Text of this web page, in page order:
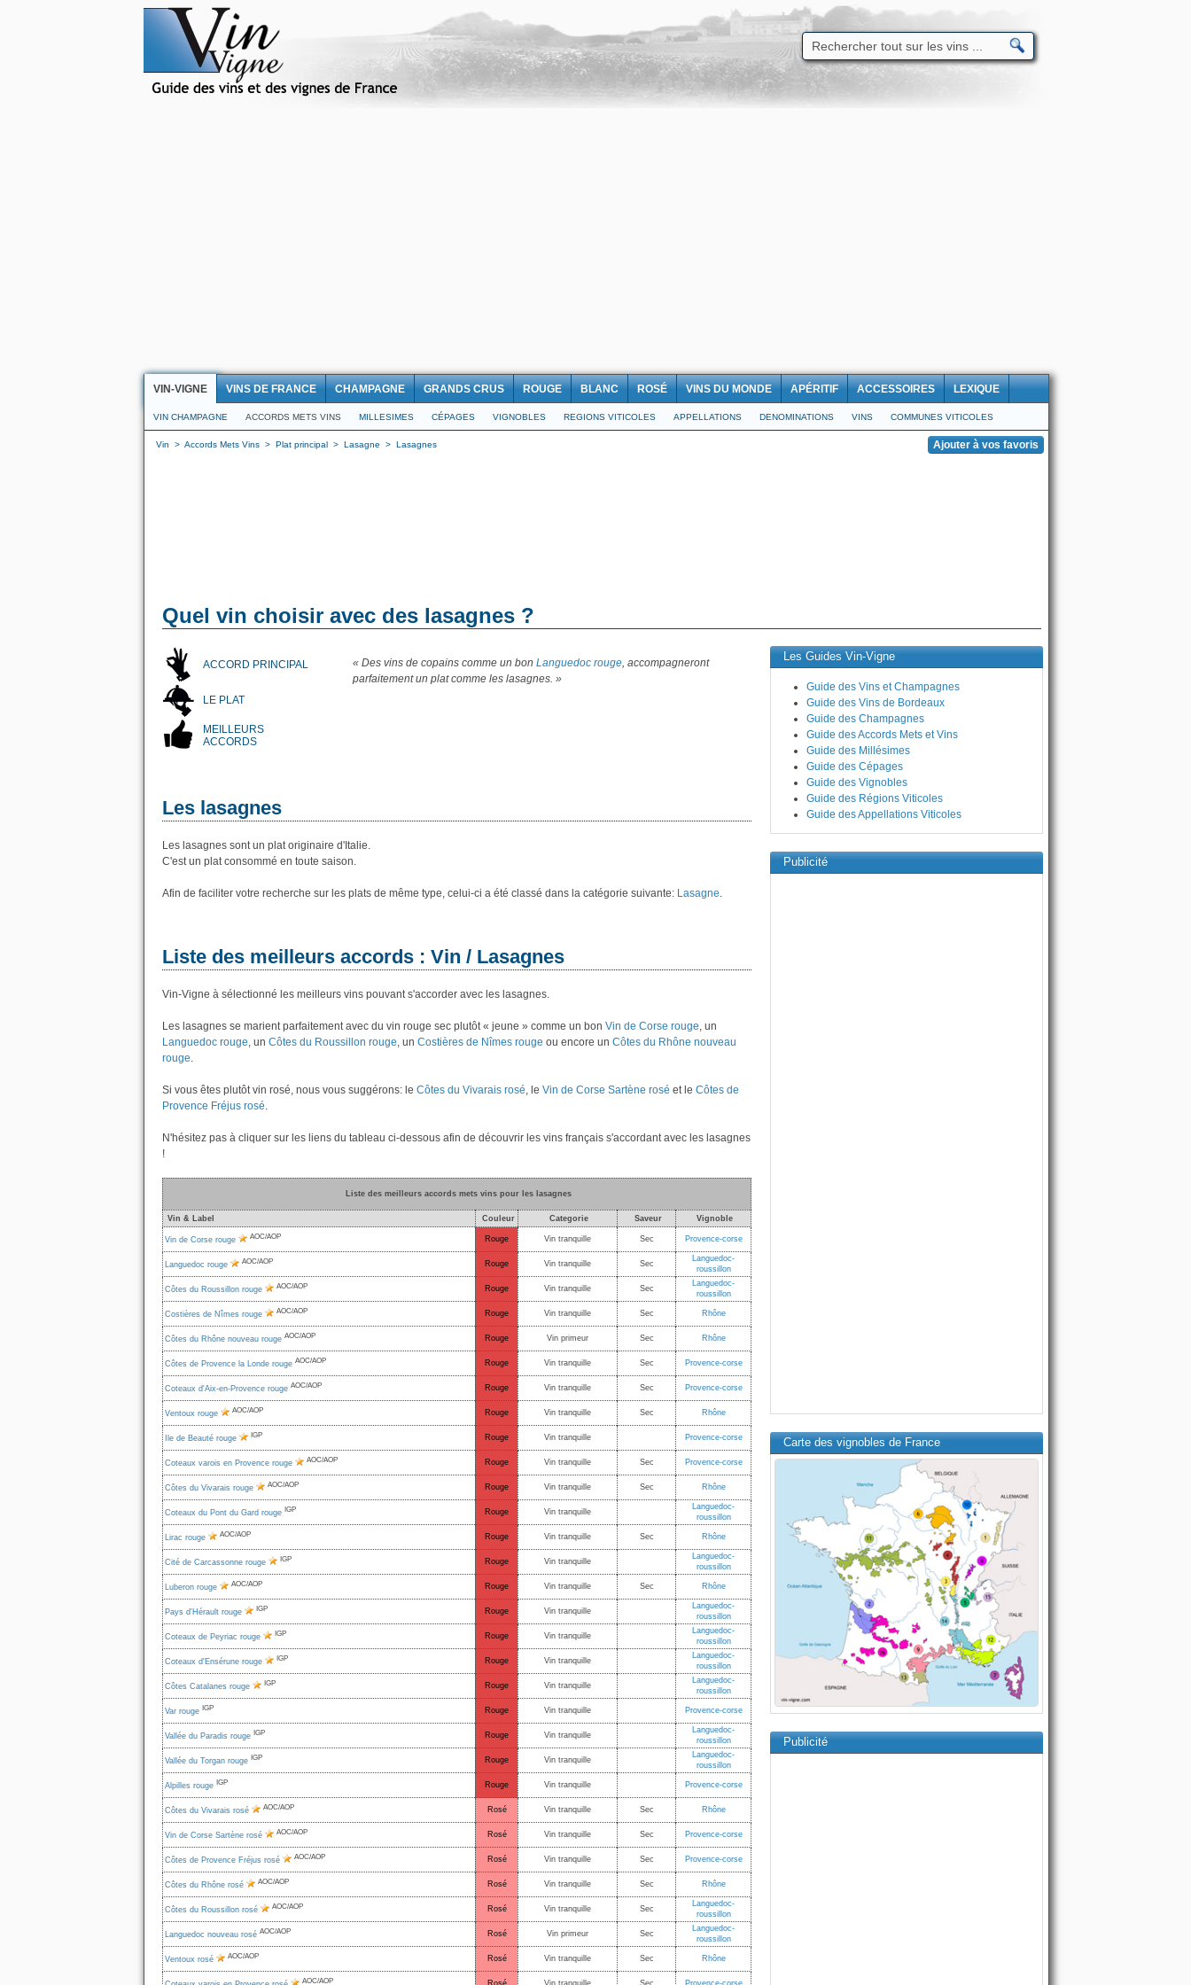
VIN-VIGNE VINS DE FRANCE CHAMPAGNE GRANDS CRUS ROUGE BLANC ROSÉ VINS DU MONDE APÉRITIF ACCESSOIRES LEXIQUE
VIN CHAMPAGNE ACCORDS METS VINS MILLESIMES CÉPAGES VIGNOBLES REGIONS VITICOLES APPELLATIONS DENOMINATIONS VINS COMMUNES VITICOLES
Vin > Accords Mets Vins > Plat principal > Lasagne > Lasagnes
Quel vin choisir avec des lasagnes ?
ACCORD PRINCIPAL
LE PLAT
MEILLEURS
ACCORDS
« Des vins de copains comme un bon Languedoc rouge, accompagneront
parfaitement un plat comme les lasagnes. »
Les lasagnes
Les lasagnes sont un plat originaire d'Italie.
C'est un plat consommé en toute saison.
Afin de faciliter votre recherche sur les plats de même type, celui-ci a été classé dans la catégorie suivante: Lasagne.
Liste des meilleurs accords : Vin / Lasagnes
Vin-Vigne à sélectionné les meilleurs vins pouvant s'accorder avec les lasagnes.
Les lasagnes se marient parfaitement avec du vin rouge sec plutôt « jeune » comme un bon Vin de Corse rouge, un
Languedoc rouge, un Côtes du Roussillon rouge, un Costières de Nîmes rouge ou encore un Côtes du Rhône nouveau
rouge.
Si vous êtes plutôt vin rosé, nous vous suggérons: le Côtes du Vivarais rosé, le Vin de Corse Sartène rosé et le Côtes de
Provence Fréjus rosé.
N'hésitez pas à cliquer sur les liens du tableau ci-dessous afin de découvrir les vins français s'accordant avec les lasagnes
!
Liste des meilleurs accords mets vins pour les lasagnes
Vin & Label Couleur Categorie Saveur Vignoble
Vin de Corse rouge AOC/AOP Rouge Vin tranquille Sec Provence-corse
Languedoc rouge AOC/AOP Rouge Vin tranquille Sec
Languedoc-
roussillon
Côtes du Roussillon rouge AOC/AOP Rouge Vin tranquille Sec
Languedoc-
roussillon
Costières de Nîmes rouge AOC/AOP Rouge Vin tranquille Sec Rhône
Côtes du Rhône nouveau rouge AOC/AOP Rouge Vin primeur Sec Rhône
Côtes de Provence la Londe rouge AOC/AOP Rouge Vin tranquille Sec Provence-corse
Coteaux d'Aix-en-Provence rouge AOC/AOP Rouge Vin tranquille Sec Provence-corse
Ventoux rouge AOC/AOP Rouge Vin tranquille Sec Rhône
Ile de Beauté rouge IGP Rouge Vin tranquille Provence-corse
Coteaux varois en Provence rouge AOC/AOP Rouge Vin tranquille Sec Provence-corse
Côtes du Vivarais rouge AOC/AOP Rouge Vin tranquille Sec Rhône
Coteaux du Pont du Gard rouge IGP Rouge Vin tranquille
Languedoc-
roussillon
Lirac rouge AOC/AOP Rouge Vin tranquille Sec Rhône
Cité de Carcassonne rouge IGP Rouge Vin tranquille
Languedoc-
roussillon
Luberon rouge AOC/AOP Rouge Vin tranquille Sec Rhône
Pays d'Hérault rouge IGP Rouge Vin tranquille
Languedoc-
roussillon
Coteaux de Peyriac rouge IGP Rouge Vin tranquille
Languedoc-
roussillon
Coteaux d'Ensérune rouge IGP Rouge Vin tranquille
Languedoc-
roussillon
Côtes Catalanes rouge IGP Rouge Vin tranquille
Languedoc-
roussillon
Var rouge IGP Rouge Vin tranquille Provence-corse
Vallée du Paradis rouge IGP Rouge Vin tranquille
Languedoc-
roussillon
Vallée du Torgan rouge IGP Rouge Vin tranquille
Languedoc-
roussillon
Alpilles rouge IGP Rouge Vin tranquille Provence-corse
Côtes du Vivarais rosé AOC/AOP Rosé Vin tranquille Sec Rhône
Vin de Corse Sartène rosé AOC/AOP Rosé Vin tranquille Sec Provence-corse
Côtes de Provence Fréjus rosé AOC/AOP Rosé Vin tranquille Sec Provence-corse
Côtes du Rhône rosé AOC/AOP Rosé Vin tranquille Sec Rhône
Côtes du Roussillon rosé AOC/AOP Rosé Vin tranquille Sec
Languedoc-
roussillon
Languedoc nouveau rosé AOC/AOP Rosé Vin primeur Sec
Languedoc-
roussillon
Ventoux rosé AOC/AOP Rosé Vin tranquille Sec Rhône
AOC/AOP Rosé Vin tranquille Sec Provence-corse
Les Guides Vin-Vigne
Guide des Vins et Champagnes
Guide des Vins de Bordeaux
Guide des Champagnes
Guide des Accords Mets et Vins
Guide des Millésimes
Guide des Cépages
Guide des Vignobles
Guide des Régions Viticoles
Guide des Appellations Viticoles
Publicité
Carte des vignobles de France
Publicité